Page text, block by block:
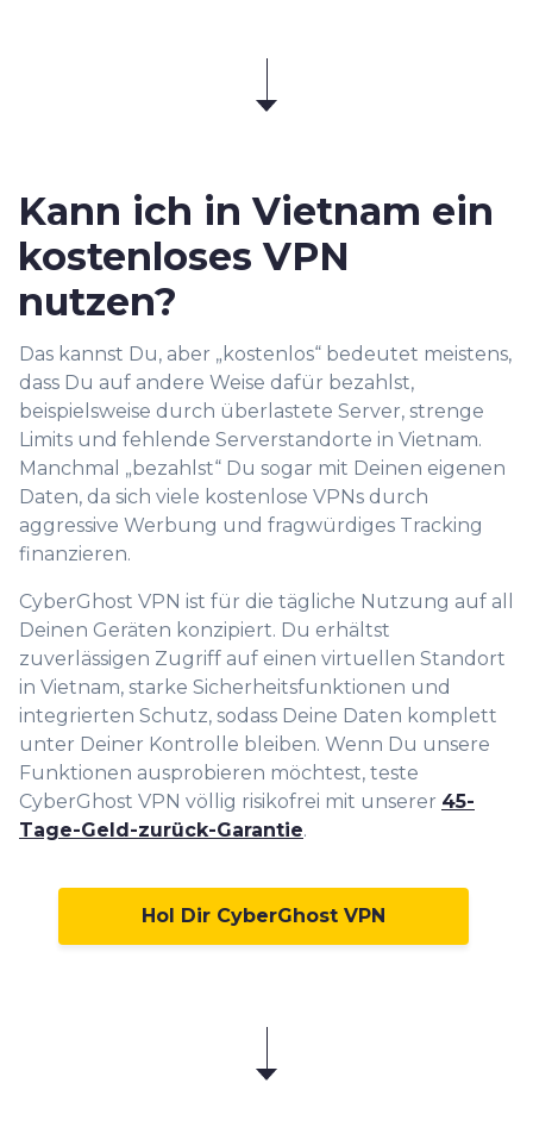
Kann ich in Vietnam ein
kostenloses VPN
nutzen?
Das kannst Du, aber „kostenlos“ bedeutet meistens,
dass Du auf andere Weise dafür bezahlst,
beispielsweise durch überlastete Server, strenge
Limits und fehlende Serverstandorte in Vietnam.
Manchmal „bezahlst“ Du sogar mit Deinen eigenen
Daten, da sich viele kostenlose VPNs durch
aggressive Werbung und fragwürdiges Tracking
finanzieren.
CyberGhost VPN ist für die tägliche Nutzung auf all
Deinen Geräten konzipiert. Du erhältst
zuverlässigen Zugriff auf einen virtuellen Standort
in Vietnam, starke Sicherheitsfunktionen und
integrierten Schutz, sodass Deine Daten komplett
unter Deiner Kontrolle bleiben. Wenn Du unsere
Funktionen ausprobieren möchtest, teste
CyberGhost VPN völlig risikofrei mit unserer 45-
Tage-Geld-zurück-Garantie.
Hol Dir CyberGhost VPN